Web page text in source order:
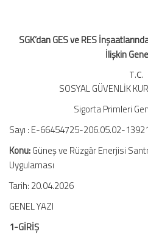
SGK’dan GES ve RES
İlişkin
T.C.
SOSYAL GÜVENLİK
Sigorta Primleri
Sayı : E-66454725-206.05.02-
Konu:Güneş ve Rüzgâr Enerjisi
Uygulaması
Tarih: 20.04.2026
GENEL YAZI
1-GİRİŞ